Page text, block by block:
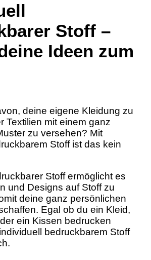
Stoff –
Ideen zum
deine eigene Kleidung zu
Textilien mit einem ganz
zu versehen? Mit
Stoff ist das kein
Stoff ermöglicht es
und Designs auf Stoff zu
deine ganz persönlichen
Egal ob du ein Kleid,
ein Kissen bedrucken
bedruckbarem Stoff